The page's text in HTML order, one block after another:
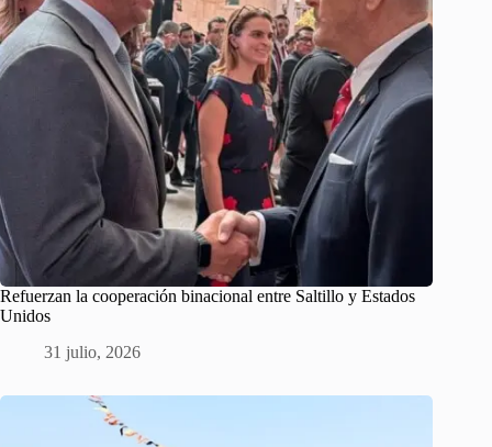
Refuerzan la cooperación binacional entre Saltillo y Estados
Unidos
31 julio, 2026